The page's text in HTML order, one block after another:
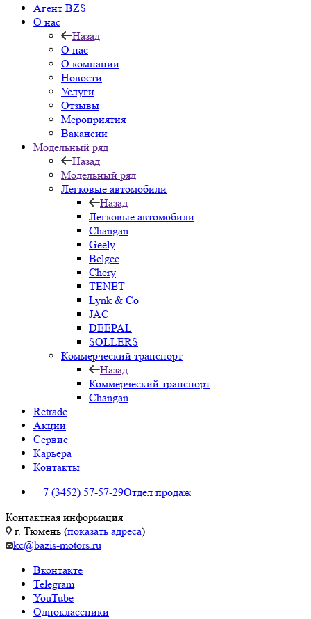
Агент BZS
О нас
Назад
О нас
О компании
Новости
Услуги
Отзывы
Мероприятия
Вакансии
Модельный ряд
Назад
Модельный ряд
Легковые автомобили
Назад
Легковые автомобили
Changan
Geely
Belgee
Chery
TENET
Lynk & Co
JAC
DEEPAL
SOLLERS
Коммерческий транспорт
Назад
Коммерческий транспорт
Changan
Retrade
Акции
Сервис
Карьера
Контакты
+7 (3452) 57-57-29Отдел продаж
Контактная информация
г. Тюмень (показать адреса)
kc@bazis-motors.ru
Вконтакте
Telegram
YouTube
Одноклассники